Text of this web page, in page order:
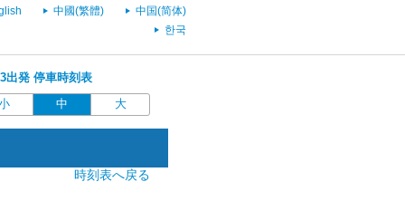
中國(繁體)
中国(简体)
한국
出発 停車時刻表
中 大
時刻表へ戻る